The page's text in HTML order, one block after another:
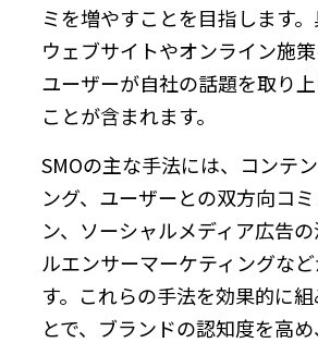
ミを増やすことを目指します。
ウェブサイトやオンライン施策
ユーザーが自社の話題を取り
ことが含まれます。
SMOの主な手法には、コンテ
ング、ユーザーとの双方向コ
ン、ソーシャルメディア広告
ルエンサーマーケティングな
す。これらの手法を効果的に
とで、ブランドの認知度を高